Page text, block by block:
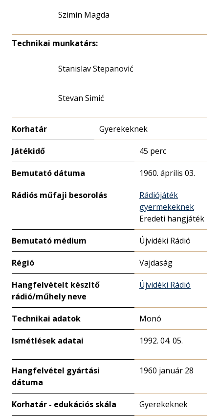
Szimin Magda
Technikai munkatárs:
Stanislav Stepanović
Stevan Simić
Korhatár Gyerekeknek
Játékidő 45 perc
Bemutató dátuma 1960. április 03.
Rádiós műfaji besorolás
Rádiójáték
gyermekeknek
Eredeti hangjáték
Bemutató médium Újvidéki Rádió
Régió Vajdaság
Hangfelvételt készítő
rádió/műhely neve
Újvidéki Rádió
Technikai adatok Monó
Ismétlések adatai 1992. 04. 05.
Hangfelvétel gyártási
dátuma
1960 január 28
Korhatár - edukációs skála Gyerekeknek